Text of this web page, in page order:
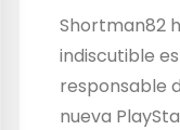
Shortman82
indiscutible
responsable
nueva